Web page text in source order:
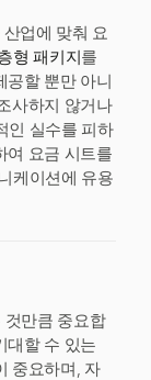
업에 맞춰 요
형 패키지를
공할 뿐만 아니
사하지 않거나
인 실수를 피하
여 요금 시트를
케이션에 유용
것만큼 중요합
대할 수 있는
중요하며, 자